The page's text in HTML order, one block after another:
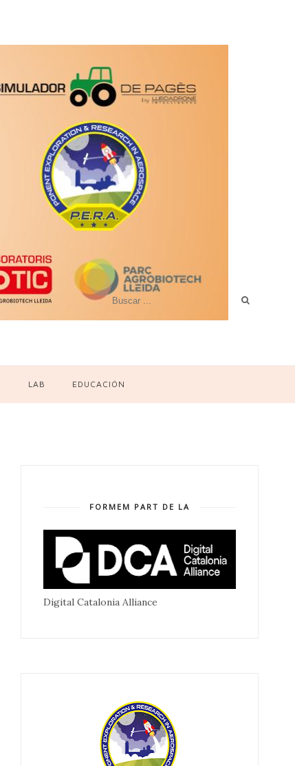
LAB EDUCACIÓN
FORMEM PART DE LA
Digital Catalonia Alliance